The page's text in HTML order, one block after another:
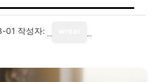
01 작성자: